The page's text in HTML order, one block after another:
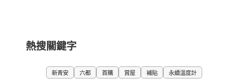
熱搜關鍵字
新青安 六都 首購 賞屋 補貼 永續溫度計